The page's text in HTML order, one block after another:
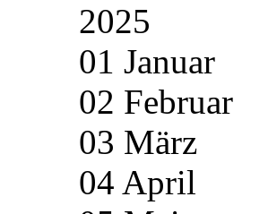
2025
01 Januar
02 Februar
03 März
04 April